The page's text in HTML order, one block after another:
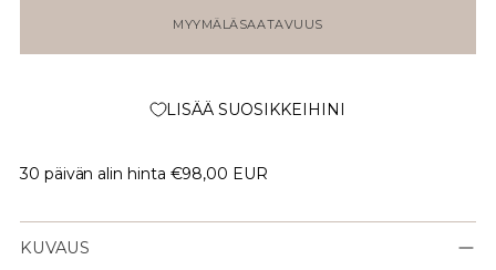
MYYMÄLÄSAATAVUUS
LISÄÄ SUOSIKKEIHINI
30 päivän alin hinta €98,00 EUR
KUVAUS